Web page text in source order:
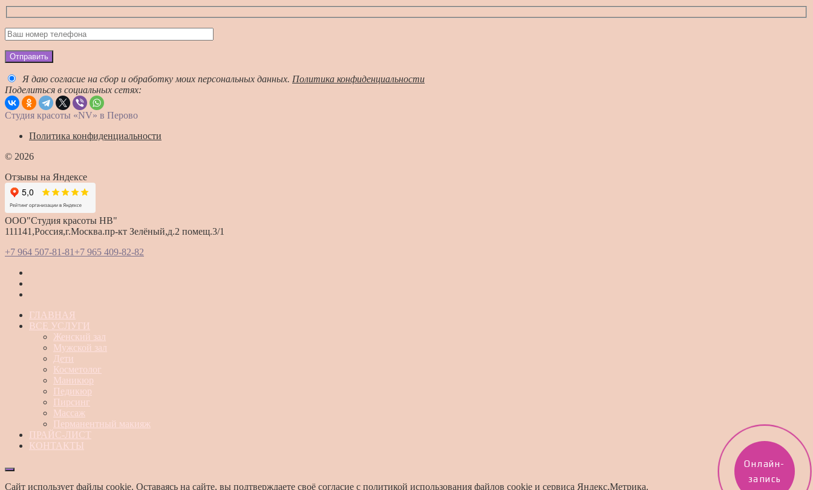
Отправить
Я даю согласие на сбор и обработку моих персональных данных. Политика конфиденциальности
Поделиться в социальных сетях:
Студия красоты «NV» в Перово
Политика конфиденциальности
© 2026
Отзывы на Яндексе
ООО"Студия красоты HB"
111141,Россия,г.Москва.пр-кт Зелёный,д.2 помещ.3/1
+7 964 507-81-81 +7 965 409-82-82
ГЛАВНАЯ
ВСЕ УСЛУГИ
Женский зал
Мужской зал
Дети
Косметолог
Маникюр
Педикюр
Пирсинг
Массаж
Перманентный макияж
ПРАЙС-ЛИСТ
КОНТАКТЫ
Сайт использует файлы cookie. Оставаясь на сайте, вы подтверждаете своё согласие с политикой использования файлов cookie и сервиса Яндекс.Метрика.
Онлайн-
запись